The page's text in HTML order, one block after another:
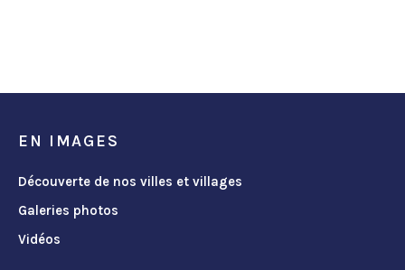
EN IMAGES
Découverte de nos villes et villages
Galeries photos
Vidéos